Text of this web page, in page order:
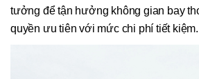
tưởng để tận hưởng không gian bay
quyền ưu tiên với mức chi phí tiết kiệm.